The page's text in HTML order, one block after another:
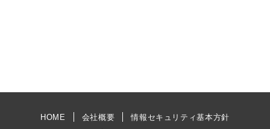
HOME 会社概要
情報セキュリティ基本方針